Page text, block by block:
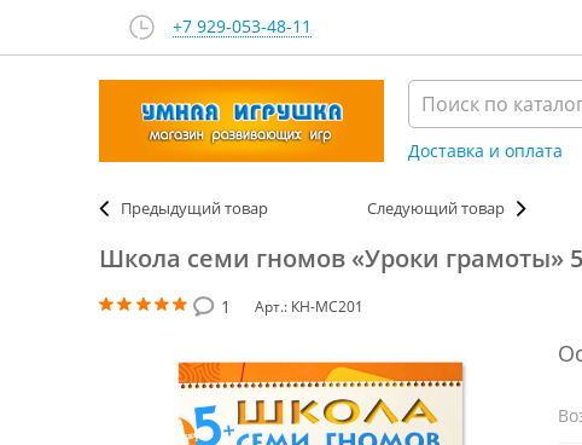
+7 929-053-48-11
Доставка и оплата
Предыдущий товар Следующий товар
1 Арт.: КН-МС201
Школа семи гномов «Уроки грамоты»